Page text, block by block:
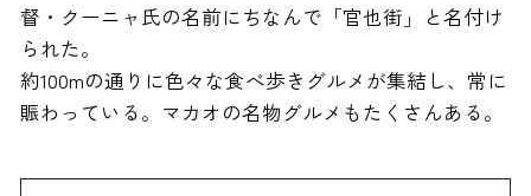
督・クーニャ氏の名前にちなんで「官也街」と名付け
られた。
約100mの通りに色々な食べ歩きグルメが集結し、常に
賑わっている。マカオの名物グルメもたくさんある。